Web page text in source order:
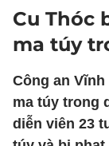
Cu Thóc
ma túy
Công an
ma túy trong
diễn viên 23